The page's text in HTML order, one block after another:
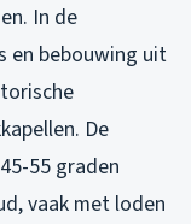
In de
en bebouwing uit
De
55 graden
vaak met loden